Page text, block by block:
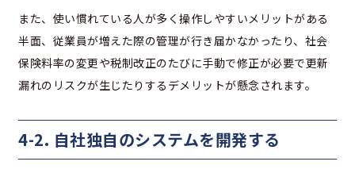
また、使い慣れている人が多く操作しやすいメリットがある
半面、従業員が増えた際の管理が行き届かなかったり、社会
保険料率の変更や税制改正のたびに手動で修正が必要で更新
漏れのリスクが生じたりするデメリットが懸念されます。
4-2. 自社独自のシステムを開発する